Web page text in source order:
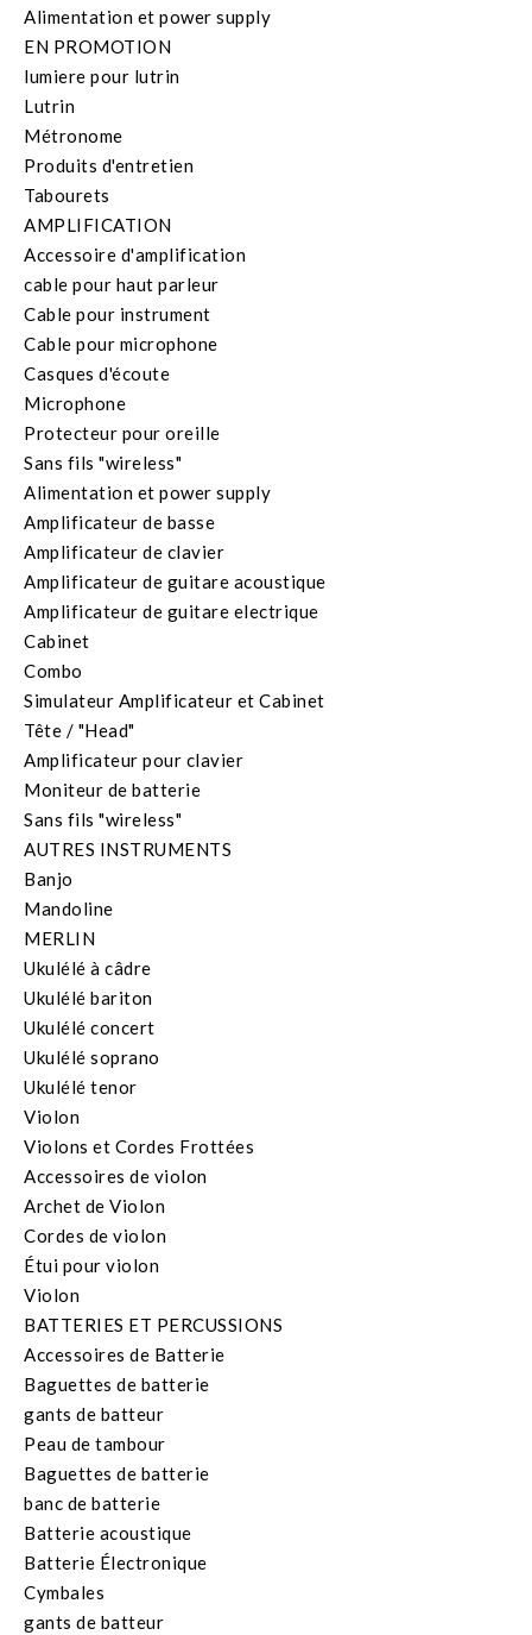
Alimentation et power supply
EN PROMOTION
lumiere pour lutrin
Lutrin
Métronome
Produits d'entretien
Tabourets
AMPLIFICATION
Accessoire d'amplification
cable pour haut parleur
Cable pour instrument
Cable pour microphone
Casques d'écoute
Microphone
Protecteur pour oreille
Sans fils "wireless"
Alimentation et power supply
Amplificateur de basse
Amplificateur de clavier
Amplificateur de guitare acoustique
Amplificateur de guitare electrique
Cabinet
Combo
Simulateur Amplificateur et Cabinet
Tête / "Head"
Amplificateur pour clavier
Moniteur de batterie
Sans fils "wireless"
AUTRES INSTRUMENTS
Banjo
Mandoline
MERLIN
Ukulélé à câdre
Ukulélé bariton
Ukulélé concert
Ukulélé soprano
Ukulélé tenor
Violon
Violons et Cordes Frottées
Accessoires de violon
Archet de Violon
Cordes de violon
Étui pour violon
Violon
BATTERIES ET PERCUSSIONS
Accessoires de Batterie
Baguettes de batterie
gants de batteur
Peau de tambour
Baguettes de batterie
banc de batterie
Batterie acoustique
Batterie Électronique
Cymbales
gants de batteur